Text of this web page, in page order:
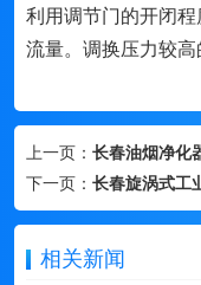
利用调节门的开闭
流量。调换压力较高
上一页： 长春油烟净化
下一页： 长春旋涡式工业风
相关新闻